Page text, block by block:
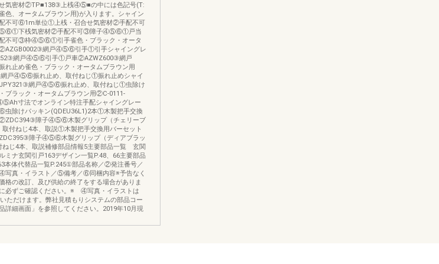
気密材②TP■138③上桟④⑤■の中には色記号(T:
色、オータムブラウン用)が入ります。シャイン
不可⑥1m単位①上桟・召合せ気密材②手配不可
下桟気密材②手配不可③障子④⑤⑥①戸当
不可③枠④⑤⑥①引手雀色・ブラック・オータ
②AZGB0002③網戸④⑤⑥引手①引手シャイングレ
網戸④⑤⑥引手①戸車②AZWZ600③網戸
止め雀色・ブラック・オータムブラウン用
戸④⑤⑥振れ止め、取付ねじ①振れ止めシャイ
網戸④⑤⑥振れ止め、取付ねじ①虫除け
ブラック・オータムブラウン用②C-0111-
寸法でオンライン特注手配シャイングレー
虫除けパッキン(QDEU36L1)2本①木製把手交換
②ZDC394③障子④⑤⑥木製グリップ（チェリーブ
取付ねじ4本、取説①木製把手交換用バーセット
障子④⑤⑥木製グリップ（ディアブラッ
ねじ4本、取説補修部品情報5主要部品一覧 玄関
ナ玄関引戸163デザイン一覧P.48、66主要部品
本体代替品一覧P.245①部品名称／②発注番号／
真・イラスト／⑤備考／⑥同梱内容※予告なく
格の改訂、及び供給の終了をする場合がありま
必ずご確認ください。※ ④写真・イラストは
ただけます。弊社見積もりシステムの部品コー
詳細画面」を参照してください。2019年10月現